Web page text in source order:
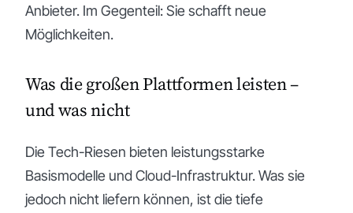
Anbieter. Im Gegenteil: Sie schafft neue
Möglichkeiten.
Was die großen Plattformen leisten –
und was nicht
Die Tech-Riesen bieten leistungsstarke
Basismodelle und Cloud-Infrastruktur. Was sie
jedoch nicht liefern können, ist die tiefe